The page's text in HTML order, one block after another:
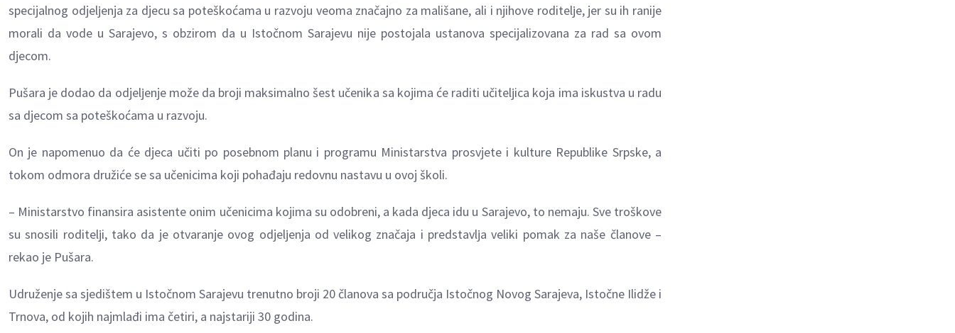
specijalnog odjelјenja za djecu sa poteškoćama u razvoju veoma značajno za mališane, ali i njihove roditelјe, jer su ih ranije
morali da vode u Sarajevo, s obzirom da u Istočnom Sarajevu nije postojala ustanova specijalizovana za rad sa ovom
djecom.
Pušara je dodao da odjelјenje može da broji maksimalno šest učenika sa kojima će raditi učitelјica koja ima iskustva u radu
sa djecom sa poteškoćama u razvoju.
On je napomenuo da će djeca učiti po posebnom planu i programu Ministarstva prosvjete i kulture Republike Srpske, a
tokom odmora družiće se sa učenicima koji pohađaju redovnu nastavu u ovoj školi.
– Ministarstvo finansira asistente onim učenicima kojima su odobreni, a kada djeca idu u Sarajevo, to nemaju. Sve troškove
su snosili roditelјi, tako da je otvaranje ovog odjelјenja od velikog značaja i predstavlјa veliki pomak za naše članove –
rekao je Pušara.
Udruženje sa sjedištem u Istočnom Sarajevu trenutno broji 20 članova sa područja Istočnog Novog Sarajeva, Istočne Ilidže i
Trnova, od kojih najmlađi ima četiri, a najstariji 30 godina.